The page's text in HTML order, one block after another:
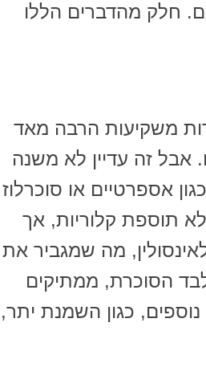
חלק מהדברים הללו
משקיעות הרבה מאד
אבל זה עדיין לא משנה
אספרטיים או סוכרלוז
תוספת קלוריות, אך
מה שמגביר את
כמה דברים. מלבד הסוכרת, ממתיקים
כגון השמנת יתר,